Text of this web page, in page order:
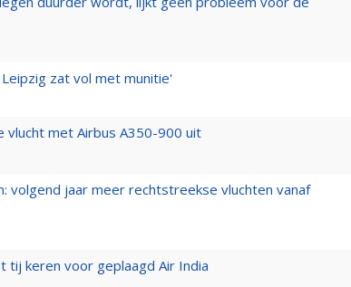
zat vol met munitie'
met Airbus A350-900 uit
volgend jaar meer rechtstreekse vluchten vanaf
tij keren voor geplaagd Air India